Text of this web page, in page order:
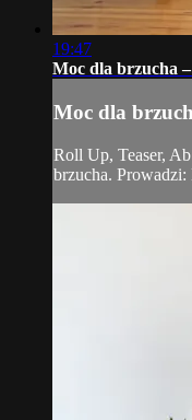
19:47
Moc dla brzucha
Moc dla
Roll Up, Teaser,
brzucha.